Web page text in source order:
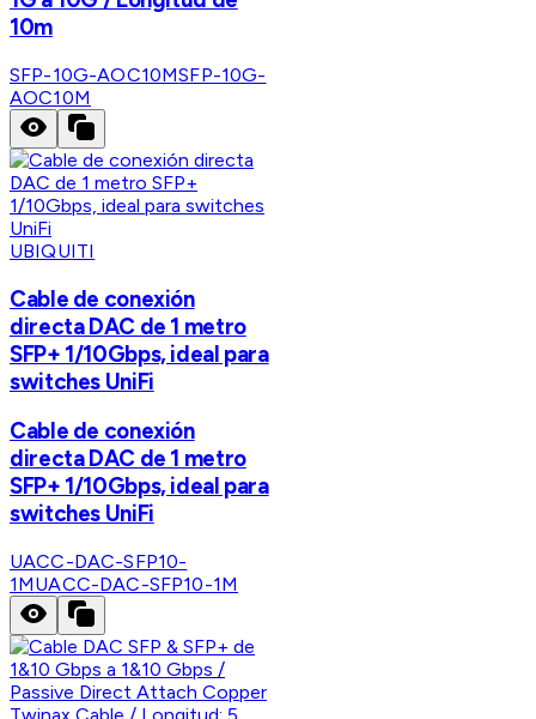
10m
SFP-10G-AOC10MSFP-10G-
AOC10M
UBIQUITI
Cable de conexión
directa DAC de 1 metro
SFP+ 1/10Gbps, ideal para
switches UniFi
Cable de conexión
directa DAC de 1 metro
SFP+ 1/10Gbps, ideal para
switches UniFi
UACC-DAC-SFP10-
1MUACC-DAC-SFP10-1M